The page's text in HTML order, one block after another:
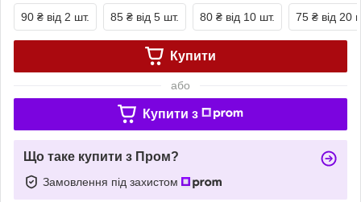
90 ₴ від 2 шт. 85 ₴ від 5 шт. 80 ₴ від 10 шт. 75 ₴ від 20
Купити
або
Купити з
Що таке купити з Пром?
Замовлення під захистом